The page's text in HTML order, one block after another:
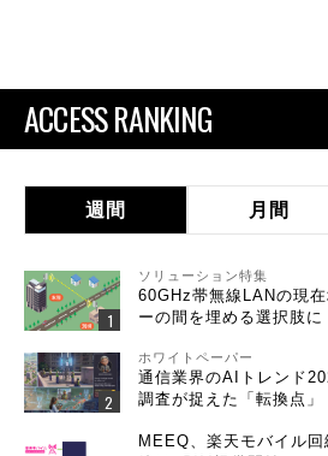
ACCESS RANKING
週間 月間
ソリューション特集
60GHz帯無線LANの現
ーの間を埋める選択肢に
ホワイトペーパー
通信業界のAIトレンド
調査が捉えた「転換点」
MEEQ、楽天モバイル